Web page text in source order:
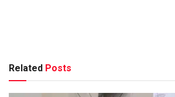
Related Posts